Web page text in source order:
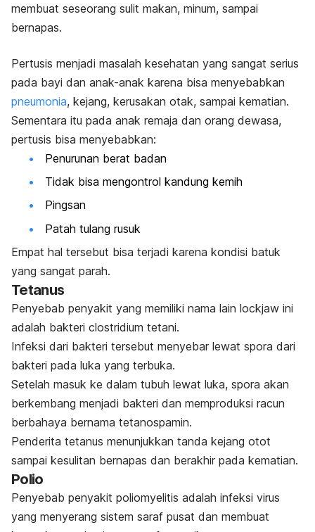
membuat seseorang sulit makan, minum, sampai
bernapas.
Pertusis menjadi masalah kesehatan yang sangat serius
pada bayi dan anak-anak karena bisa menyebabkan
pneumonia, kejang, kerusakan otak, sampai kematian.
Sementara itu pada anak remaja dan orang dewasa,
pertusis bisa menyebabkan:
Penurunan berat badan
Tidak bisa mengontrol kandung kemih
Pingsan
Patah tulang rusuk
Empat hal tersebut bisa terjadi karena kondisi batuk
yang sangat parah.
Tetanus
Penyebab penyakit yang memiliki nama lain lockjaw ini
adalah bakteri clostridium tetani.
Infeksi dari bakteri tersebut menyebar lewat spora dari
bakteri pada luka yang terbuka.
Setelah masuk ke dalam tubuh lewat luka, spora akan
berkembang menjadi bakteri dan memproduksi racun
berbahaya bernama tetanospamin.
Penderita tetanus menunjukkan tanda kejang otot
sampai kesulitan bernapas dan berakhir pada kematian.
Polio
Penyebab penyakit poliomyelitis adalah infeksi virus
yang menyerang sistem saraf pusat dan membuat